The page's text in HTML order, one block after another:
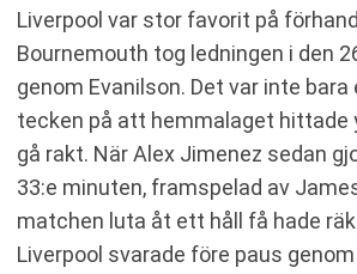
Liverpool var stor favorit på
Bournemouth tog ledningen i den
genom Evanilson. Det var inte
tecken på att hemmalaget hittade
gå rakt. När Alex Jimenez sedan
33:e minuten, framspelad av
matchen luta åt ett håll få hade
Liverpool svarade före paus genom